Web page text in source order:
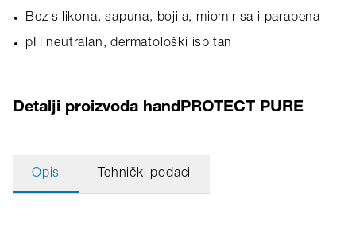
Bez silikona, sapuna, bojila, miomirisa i parabena
pH neutralan, dermatološki ispitan
Detalji proizvoda handPROTECT PURE
Opis Tehnički podaci